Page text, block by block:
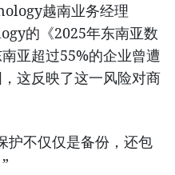
越南业务经理
的《2025年东南亚数
亚超过55%的企业曾遭
这反映了这一风险对商
护不仅仅是备份，还包